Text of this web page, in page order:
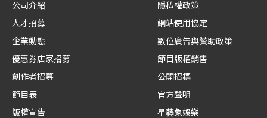
公司介紹
人才招募
企業動態
優惠券店家招募
創作者招募
節目表
版權宣告
隱私權政策
網站使用協定
數位廣告與贊助政策
節目版權銷售
公開招標
官方聲明
星藝象娛樂